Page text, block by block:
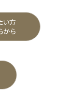
い方
から